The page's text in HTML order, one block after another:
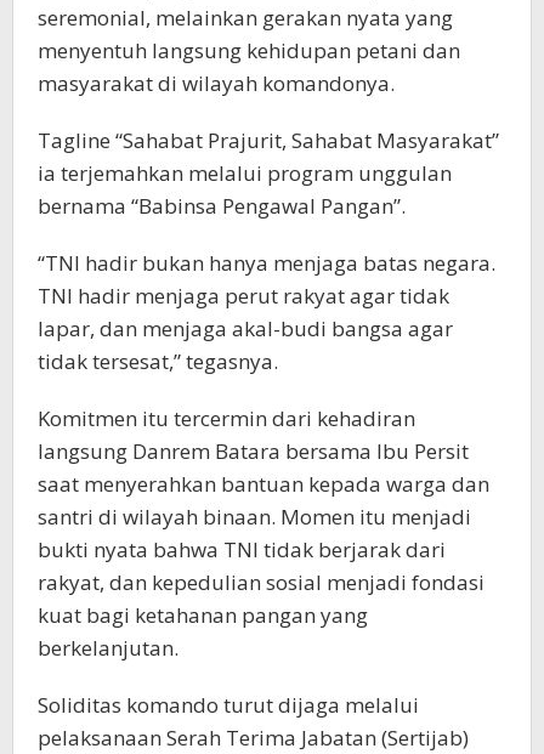
seremonial, melainkan gerakan nyata yang
menyentuh langsung kehidupan petani dan
masyarakat di wilayah komandonya.
Tagline “Sahabat Prajurit, Sahabat Masyarakat”
ia terjemahkan melalui program unggulan
bernama “Babinsa Pengawal Pangan”.
“TNI hadir bukan hanya menjaga batas negara.
TNI hadir menjaga perut rakyat agar tidak
lapar, dan menjaga akal-budi bangsa agar
tidak tersesat,” tegasnya.
Komitmen itu tercermin dari kehadiran
langsung Danrem Batara bersama Ibu Persit
saat menyerahkan bantuan kepada warga dan
santri di wilayah binaan. Momen itu menjadi
bukti nyata bahwa TNI tidak berjarak dari
rakyat, dan kepedulian sosial menjadi fondasi
kuat bagi ketahanan pangan yang
berkelanjutan.
Soliditas komando turut dijaga melalui
pelaksanaan Serah Terima Jabatan (Sertijab)